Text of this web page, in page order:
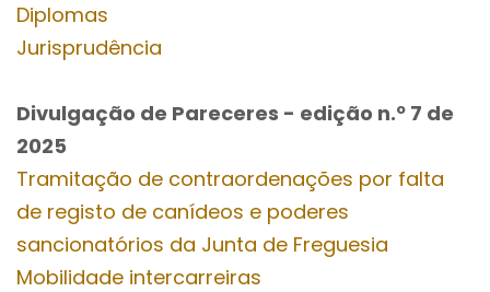
Diplomas
Jurisprudência
Divulgação de Pareceres - edição n.º 7 de
2025
Tramitação de contraordenações por falta
de registo de canídeos e poderes
sancionatórios da Junta de Freguesia
Mobilidade intercarreiras